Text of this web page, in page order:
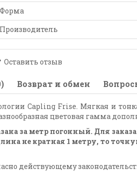
Форма
Производитель
Оставить отзыв
Возврат и обмен
Capling Frise. Мягкая и
цветовая гамма
за метр погонный. Для
не кратная 1 метру, то
действующему